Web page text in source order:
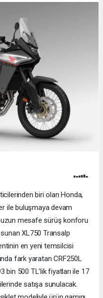
biri olan Honda,
ile buluşmaya devam
uzun mesafe sürüş konforu
XL750 Transalp
en yeni temsilcisi
fark yaratan CRF250L
bin 500 TL’lik fiyatları ile 17
satışa sunulacak.